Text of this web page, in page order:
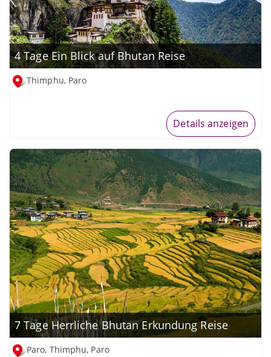
4 Tage Ein Blick auf Bhutan Reise
Thimphu, Paro
Details anzeigen
7 Tage Herrliche Bhutan Erkundung Reise
Paro, Thimphu, Paro